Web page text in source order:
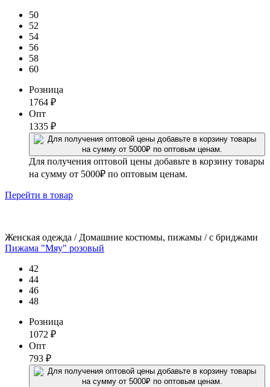
50
52
54
56
58
60
Розница
1764 ₽
Опт
1335 ₽
Для получения оптовой цены добавьте в корзину товары
на сумму от 5000₽ по оптовым ценам.
Перейти в товар
Женская одежда / Домашние костюмы, пижамы / с бриджами
Пижама "Мяу" розовый
42
44
46
48
Розница
1072 ₽
Опт
793 ₽